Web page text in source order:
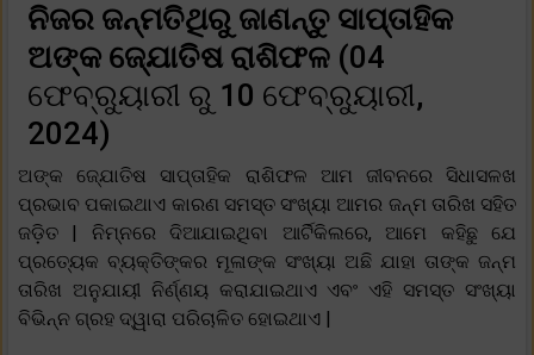
ନିଜର ଜନ୍ମତିଥିରୁ ଜାଣନ୍ତୁ ସାପ୍ତାହିକ
ଅଙ୍କ ଜ୍ଯୋତିଷ ରାଶିଫଳ (04
ଫେବ୍ରୁୟାରୀ ରୁ 10 ଫେବ୍ରୁୟାରୀ,
2024)
ଅଙ୍କ ଜ୍ଯୋତିଷ ସାପ୍ତାହିକ ରାଶିଫଳ ଆମ ଜୀବନରେ ସିଧାସଳଖ
ପ୍ରଭାବ ପକାଇଥାଏ କାରଣ ସମସ୍ତ ସଂଖ୍ୟା ଆମର ଜନ୍ମ ତାରିଖ ସହିତ
ଜଡ଼ିତ | ନିମ୍ନରେ ଦିଆଯାଇଥିବା ଆର୍ଟିକିଲରେ, ଆମେ କହିଛୁ ଯେ
ପ୍ରତ୍ୟେକ ବ୍ୟକ୍ତିଙ୍କର ମୂଳାଙ୍କ ସଂଖ୍ୟା ଅଛି ଯାହା ତାଙ୍କ ଜନ୍ମ
ତାରିଖ ଅନୁଯାୟୀ ନିର୍ଣ୍ଣୟ କରାଯାଇଥାଏ ଏବଂ ଏହି ସମସ୍ତ ସଂଖ୍ୟା
ବିଭିନ୍ନ ଗ୍ରହ ଦ୍ୱାରା ପରିଚାଳିତ ହୋଇଥାଏ |